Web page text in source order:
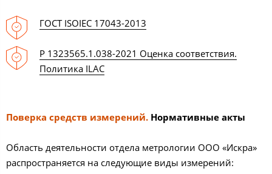
ГОСТ ISOIEC 17043-2013
Р 1323565.1.038-2021 Оценка соответствия.
Политика ILAC
Поверка средств измерений. Нормативные акты
Область деятельности отдела метрологии ООО «Искра»
распространяется на следующие виды измерений: